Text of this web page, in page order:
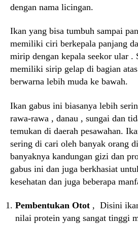
dengan nama licingan.
Ikan yang bisa tumbuh sampai
memiliki ciri berkepala panjang
mirip dengan kepala seekor ular
memiliki sirip gelap di bagian
berwarna lebih muda ke bawah.
Ikan gabus ini biasanya lebih
rawa-rawa , danau , sungai dan
temukan di daerah pesawahan.
sering di cari oleh banyak orang
banyaknya kandungan gizi dan
gabus ini dan juga berkhasiat
kesehatan dan juga beberapa
Pembentukan Otot , Disini
nilai protein yang sangat tinggi